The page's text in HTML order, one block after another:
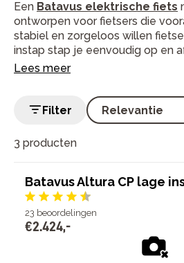
Een Batavus elektrische fiets
ontworpen voor fietsers die
stabiel en zorgeloos willen
instap stap je eenvoudig op en
comfortabele zithouding en
rijervaring. Daarmee zijn
populair bij recreatieve fietsers,
die dagelijks comfortabel
Lees meer
3 producten
Filter
Batavus Altura CP lage
23 beoordelingen
€2.424,-